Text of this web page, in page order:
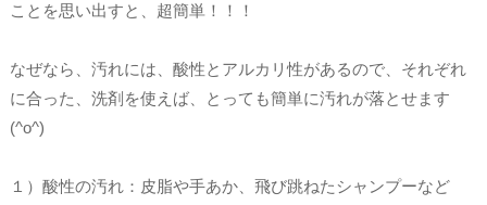
ことを思い出すと、超簡単！！！
なぜなら、汚れには、酸性とアルカリ性があるので、それぞれ
に合った、洗剤を使えば、とっても簡単に汚れが落とせます
(^o^)
１）酸性の汚れ：皮脂や手あか、飛び跳ねたシャンプーなど